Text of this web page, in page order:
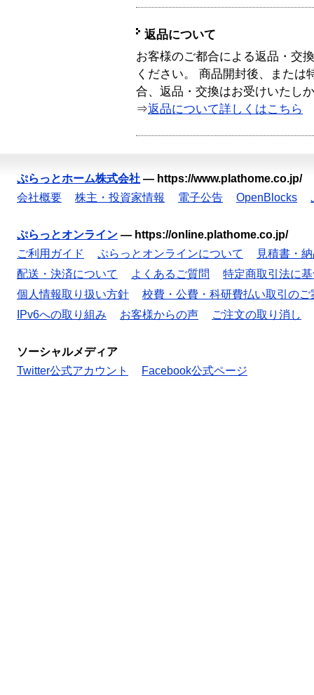
返品について
お客様のご都合による返品・交
ください。 商品開封後、または
合、返品・交換はお受けいたし
⇒返品について詳しくはこちら
ぷらっとホーム株式会社 — https://www.plathome.co.jp/
会社概要
株主・投資家情報 電子公告 OpenBlocks
ぷらっとオンライン — https://online.plathome.co.jp/
ご利用ガイド
ぷらっとオンラインについて
見積書・
配送・決済について
よくあるご質問
特定商取引法に
個人情報取り扱い方針
校費・公費・科研費払い取引のご
IPv6への取り組み
お客様からの声 ご注文の取り消し
ソーシャルメディア
Twitter公式アカウント
Facebook公式ページ